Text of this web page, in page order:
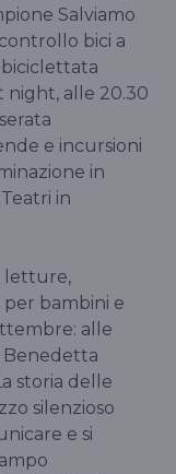
Salviamo
bici a
biciclettata
night, alle 20.30
e incursioni
in
in
letture,
bambini e
alle
Benedetta
storia delle
silenzioso
e si